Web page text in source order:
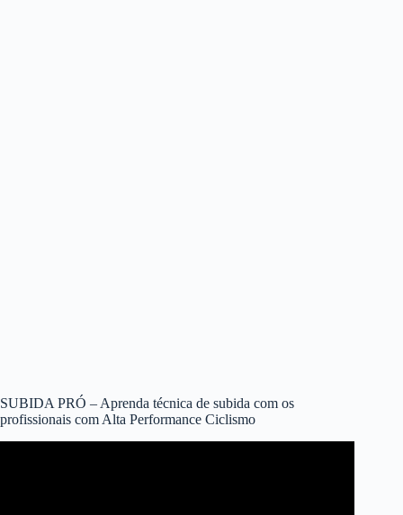
SUBIDA PRÓ – Aprenda técnica de subida com os
profissionais com Alta Performance Ciclismo